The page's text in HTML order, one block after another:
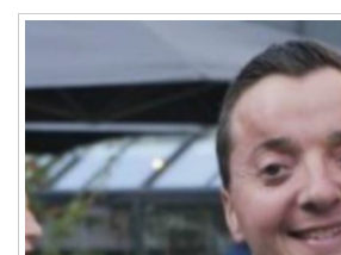
Stream TypeLIVE
Seek to live, currently behind live
0:00
Playback Rate
Chapters
Chapters
Descriptions